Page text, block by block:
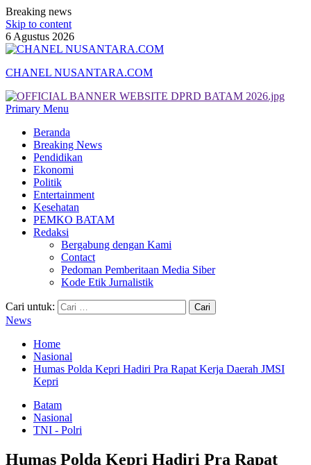
Breaking news
Skip to content
6 Agustus 2026
CHANEL NUSANTARA.COM
Primary Menu
Beranda
Breaking News
Pendidikan
Ekonomi
Politik
Entertainment
Kesehatan
PEMKO BATAM
Redaksi
Bergabung dengan Kami
Contact
Pedoman Pemberitaan Media Siber
Kode Etik Jurnalistik
Cari untuk:
News
Home
Nasional
Humas Polda Kepri Hadiri Pra Rapat Kerja Daerah JMSI
Kepri
Batam
Nasional
TNI - Polri
Humas Polda Kepri Hadiri Pra Rapat